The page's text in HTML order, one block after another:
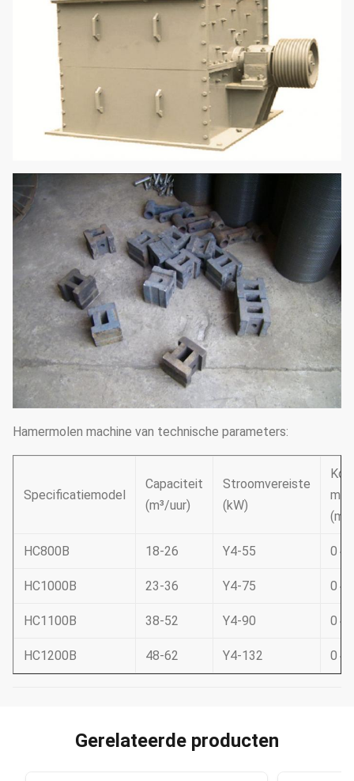
Hamermolen machine van technische parameters:
Specificatiemodel
Capaciteit
(m³/uur)
Stroomvereiste
(kW)
HC800B 18-26 Y4-55 0 ～
HC1000B 23-36 Y4-75 0 ～
HC1100B 38-52 Y4-90 0 ～
HC1200B 48-62 Y4-132 0 ～
Gerelateerde producten